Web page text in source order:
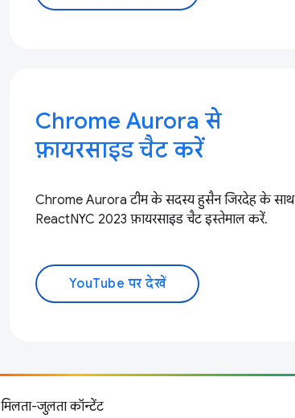
Chrome Aurora से
फ़ायरसाइड चैट करें
Chrome Aurora टीम के सदस्य हुसैन जिरदेह के साथ
ReactNYC 2023 फ़ायरसाइड चैट इस्तेमाल करें.
YouTube पर देखें
मिलता-जुलता कॉन्टेंट